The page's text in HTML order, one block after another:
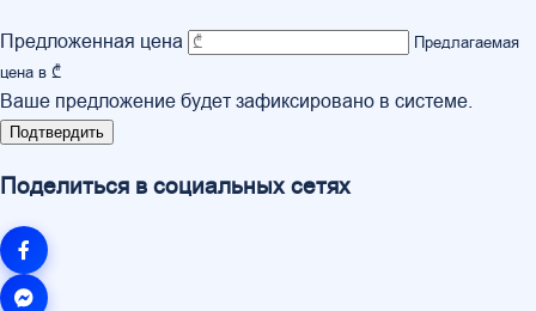
Предложенная цена
Предлагаемая
цена в ₾
Ваше предложение будет зафиксировано в системе.
Подтвердить
Поделиться в социальных сетях